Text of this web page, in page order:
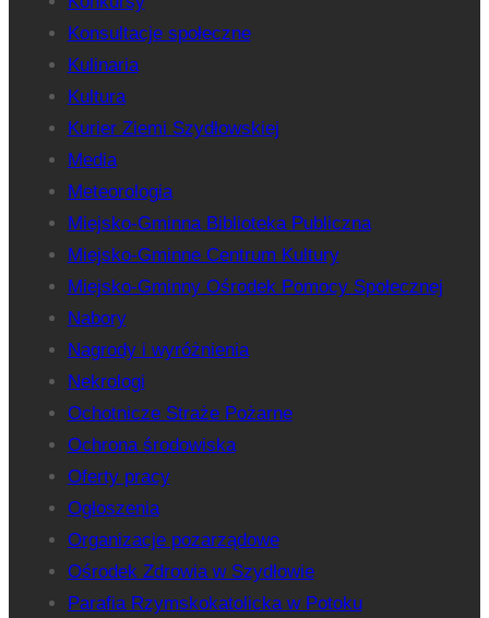
Konsultacje społeczne
Kulinaria
Kultura
Kurier Ziemi Szydłowskiej
Media
Meteorologia
Miejsko-Gminna Biblioteka Publiczna
Miejsko-Gminne Centrum Kultury
Miejsko-Gminny Ośrodek Pomocy Społecznej
Nabory
Nagrody i wyróżnienia
Nekrologi
Ochotnicze Straże Pożarne
Ochrona środowiska
Oferty pracy
Ogłoszenia
Organizacje pozarządowe
Ośrodek Zdrowia w Szydłowie
Parafia Rzymskokatolicka w Potoku